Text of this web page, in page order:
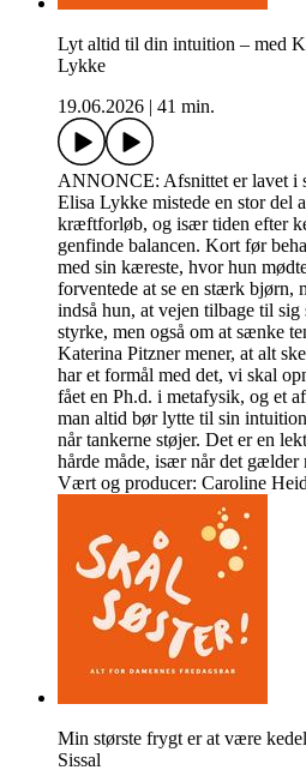
Lyt altid til din intuition – med
Lykke
19.06.2026
41 min.
ANNONCE: Afsnittet er lavet i
Elisa Lykke mistede en stor del
kræftforløb, og især tiden efter
genfinde balancen. Kort før
med sin kæreste, hvor hun
forventede at se en stærk bjørn,
indså hun, at vejen tilbage til
styrke, men også om at sænke
Katerina Pitzner mener, at alt
har et formål med det, vi skal
fået en Ph.d. i metafysik, og et
man altid bør lytte til sin
når tankerne støjer. Det er en
hårde måde, især når det gælder
Vært og producer: Caroline
Min største frygt er at være
Sissal